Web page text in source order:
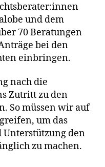
und dem
70 Beratungen
bei den
einbringen.
nach die
Zutritt zu den
So müssen wir auf
um das
Unterstützung den
zu machen.